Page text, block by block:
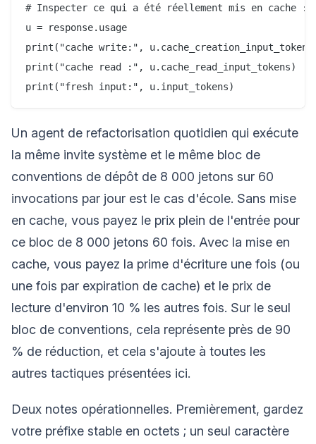
# Inspecter ce qui a été réellement mis en cache :
u = response.usage
print("cache write:",
print("cache read :", u.cache_read_input_tokens)
Un agent de refactorisation quotidien qui exécute
la même invite système et le même bloc de
conventions de dépôt de 8 000 jetons sur 60
invocations par jour est le cas d'école. Sans mise
en cache, vous payez le prix plein de l'entrée pour
ce bloc de 8 000 jetons 60 fois. Avec la mise en
cache, vous payez la prime d'écriture une fois (ou
une fois par expiration de cache) et le prix de
lecture d'environ 10 % les autres fois. Sur le seul
bloc de conventions, cela représente près de 90
% de réduction, et cela s'ajoute à toutes les
autres tactiques présentées ici.
Deux notes opérationnelles. Premièrement, gardez
votre préfixe stable en octets ; un seul caractère